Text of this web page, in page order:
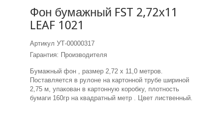
Фон бумажный FST 2,72х11
LEAF 1021
Артикул УТ-00000317
Гарантия: Производителя
Бумажный фон , размер 2,72 х 11,0 метров.
Поставляется в рулоне на картонной трубе шириной
2,75 м, упакован в картонную коробку, плотность
бумаги 160гр на квадратный метр . Цвет лиственный.